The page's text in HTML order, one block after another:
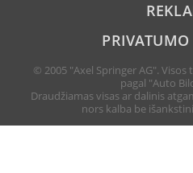
© 2005 "Axel Springer AG". Visos
pagal "Auto
Draudžiamas visas ar dalinis
nors kalba be